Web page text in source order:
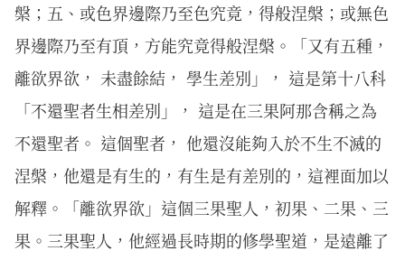
槃；五、或色界邊際乃至色究竟，得般涅槃；或無色
界邊際乃至有頂，方能究竟得般涅槃。「又有五種，
離欲界欲， 未盡餘結， 學生差別」， 這是第十八科
「不還聖者生相差別」， 這是在三果阿那含稱之為
不還聖者。 這個聖者， 他還沒能夠入於不生不滅的
涅槃，他還是有生的，有生是有差別的，這裡面加以
解釋。「離欲界欲」這個三果聖人，初果、二果、三
果。三果聖人，他經過長時期的修學聖道，是遠離了